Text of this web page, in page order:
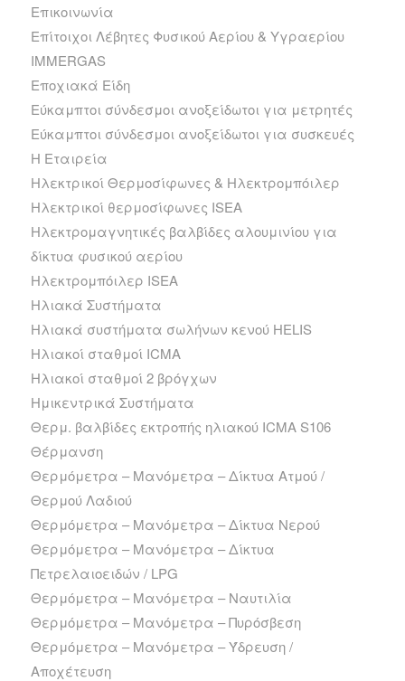
Επικοινωνία
Επίτοιχοι Λέβητες Φυσικού Αερίου & Υγραερίου
IMMERGAS
Εποχιακά Είδη
Εύκαμπτοι σύνδεσμοι ανοξείδωτοι για μετρητές
Εύκαμπτοι σύνδεσμοι ανοξείδωτοι για συσκευές
Η Εταιρεία
Ηλεκτρικοί Θερμοσίφωνες & Ηλεκτρομπόιλερ
Ηλεκτρικοί θερμοσίφωνες ISEA
Ηλεκτρομαγνητικές βαλβίδες αλουμινίου για
δίκτυα φυσικού αερίου
Ηλεκτρομπόιλερ ISEA
Ηλιακά Συστήματα
Ηλιακά συστήματα σωλήνων κενού HELIS
Ηλιακοί σταθμοί ICMA
Ηλιακοί σταθμοί 2 βρόγχων
Ημικεντρικά Συστήματα
Θερμ. βαλβίδες εκτροπής ηλιακού ICMA S106
Θέρμανση
Θερμόμετρα – Μανόμετρα – Δίκτυα Ατμού /
Θερμού Λαδιού
Θερμόμετρα – Μανόμετρα – Δίκτυα Νερού
Θερμόμετρα – Μανόμετρα – Δίκτυα
Πετρελαιοειδών / LPG
Θερμόμετρα – Μανόμετρα – Ναυτιλία
Θερμόμετρα – Μανόμετρα – Πυρόσβεση
Θερμόμετρα – Μανόμετρα – Ύδρευση /
Αποχέτευση